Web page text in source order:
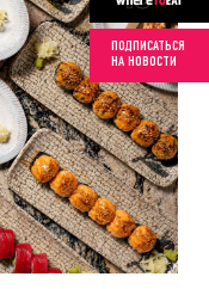
ПОДПИСАТЬСЯ
НА НОВОСТИ